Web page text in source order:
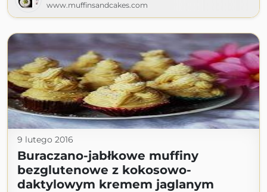
www.muffinsandcakes.com
9 lutego 2016
Buraczano-jabłkowe muffiny
bezglutenowe z kokosowo-
daktylowym kremem jaglanym